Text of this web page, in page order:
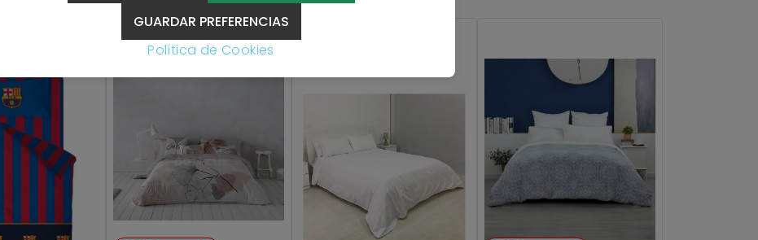
GUARDAR PREFERENCIAS
Política de Cookies
OFERTA